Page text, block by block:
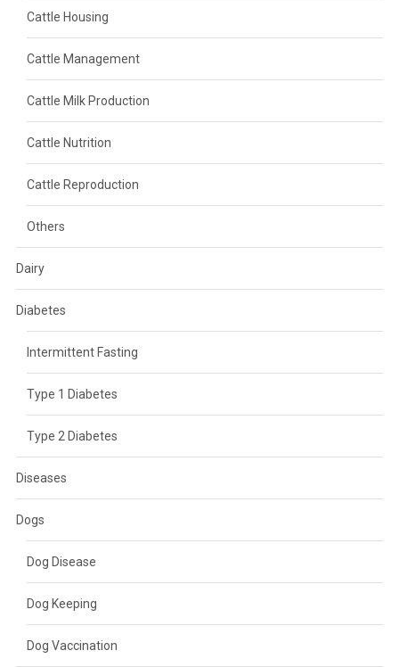
Cattle Housing
Cattle Management
Cattle Milk Production
Cattle Nutrition
Cattle Reproduction
Others
Dairy
Diabetes
Intermittent Fasting
Type 1 Diabetes
Type 2 Diabetes
Diseases
Dogs
Dog Disease
Dog Keeping
Dog Vaccination